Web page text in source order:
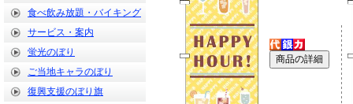
食べ飲み放題・バイキング
サービス・案内
蛍光のぼり
ご当地キャラのぼり
復興支援のぼり旗